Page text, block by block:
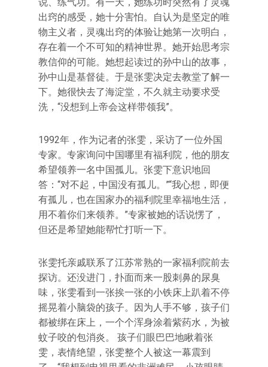
出窍的感受，她十分害怕。自认为是坚定的唯
物主义者，灵魂出窍的体验让她第一次明白，
存在着一个不可知的精神世界。她开始思考宗
教信仰的可能。她想起读过的孙中山的故事，
孙中山是基督徒。于是张雯决定去教堂了解一
下。她很快去了海淀堂，不久就主动要求受
洗，“没想到上帝会这样带领我”。
1992年，作为记者的张雯，采访了一位外国
专家。专家询问中国哪里有福利院，他的朋友
希望领养一名中国孤儿。张雯下意识地回
答：“对不起，中国没有孤儿。”“我心想，即便
有孤儿，也在国家办的福利院里幸福地生活，
用不着你们来领养。”专家被她的话说愣了，
但还是希望她能帮忙打听一下。
张雯托亲戚联系了江苏常熟的一家福利院前去
探访。还没进门，扑面而来一股刺鼻的尿臭
味，张雯看到一张挨一张的小铁床上趴着不停
摇晃着小脑袋的孩子。因为人手不够，孩子们
都被绑在床上，一个个浑身涂着紫药水，为被
蚊子咬的包消炎。 孩子们眼巴巴地瞅着张
雯，表情绝望，张雯整个人被这一幕震到